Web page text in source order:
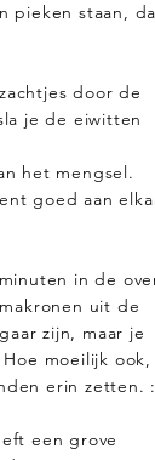
pieken staan,
door de
je de eiwitten
het mengsel.
goed aan
in de
uit de
zijn, maar je
moeilijk ook,
erin zetten.
een grove